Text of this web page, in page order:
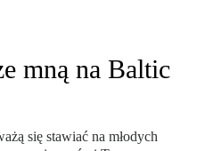
mną na Baltic
się stawiać na młodych